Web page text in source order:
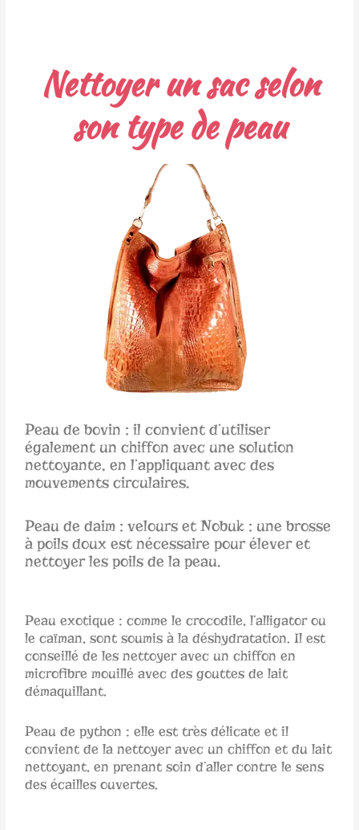
Nettoyer un sac selon
son type de peau
Peau de bovin : il convient d’utiliser
également un chiffon avec une solution
nettoyante, en l’appliquant avec des
mouvements circulaires.
Peau de daim : velours et Nobuk : une brosse
à poils doux est nécessaire pour élever et
nettoyer les poils de la peau.
Peau exotique : comme le crocodile, l’alligator ou
le caïman, sont soumis à la déshydratation. Il est
conseillé de les nettoyer avec un chiffon en
microfibre mouillé avec des gouttes de lait
démaquillant.
Peau de python : elle est très délicate et il
convient de la nettoyer avec un chiffon et du lait
nettoyant, en prenant soin d’aller contre le sens
des écailles ouvertes.